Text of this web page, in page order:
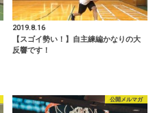
2019.8.16
【スゴイ勢い！】自主練編かなりの大
反響です！
公開メルマガ